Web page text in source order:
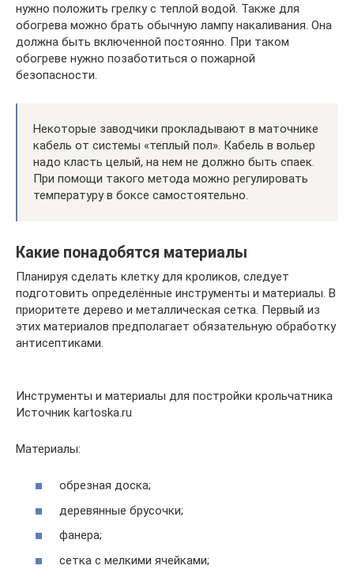
нужно положить грелку с теплой водой. Также для
обогрева можно брать обычную лампу накаливания. Она
должна быть включенной постоянно. При таком
обогреве нужно позаботиться о пожарной
безопасности.
Некоторые заводчики прокладывают в маточнике
кабель от системы «теплый пол». Кабель в вольер
надо класть целый, на нем не должно быть спаек.
При помощи такого метода можно регулировать
температуру в боксе самостоятельно.
Какие понадобятся материалы
Планируя сделать клетку для кроликов, следует
подготовить определённые инструменты и материалы. В
приоритете дерево и металлическая сетка. Первый из
этих материалов предполагает обязательную обработку
антисептиками.
Инструменты и материалы для постройки крольчатника
Источник kartoska.ru
Материалы:
обрезная доска;
деревянные брусочки;
фанера;
сетка с мелкими ячейками;